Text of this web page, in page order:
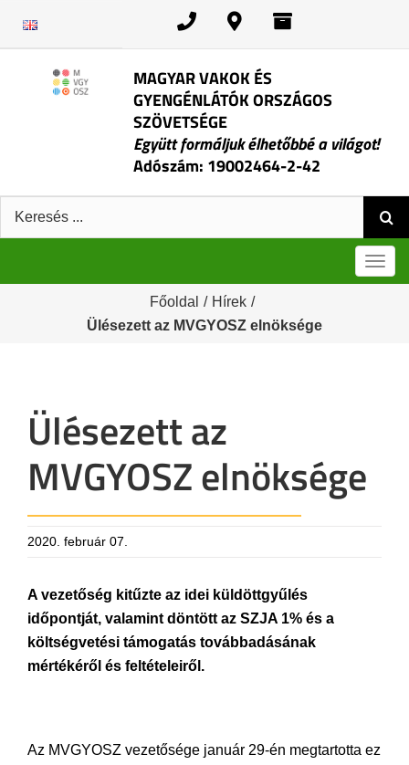
MAGYAR VAKOK ÉS
GYENGÉNLÁTÓK ORSZÁGOS
SZÖVETSÉGE
Együtt formáljuk élhetőbbé a világot!
Adószám: 19002464-2-42
Keresés:
Főoldal / Hírek /
Ülésezett az MVGYOSZ elnöksége
Ülésezett az
MVGYOSZ elnöksége
2020. február 07.
A vezetőség kitűzte az idei küldöttgyűlés
időpontját, valamint döntött az SZJA 1% és a
költségvetési támogatás továbbadásának
mértékéről és feltételeiről.
Az MVGYOSZ vezetősége január 29-én megtartotta ez